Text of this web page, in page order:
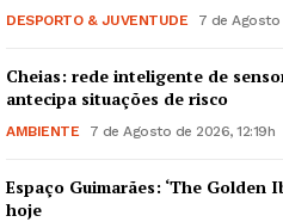
DESPORTO & JUVENTUDE 7 de Agosto
Cheias: rede inteligente de
antecipa situações de risco
AMBIENTE 7 de Agosto de 2026, 12:19h
Espaço Guimarães: ‘The Golden
hoje